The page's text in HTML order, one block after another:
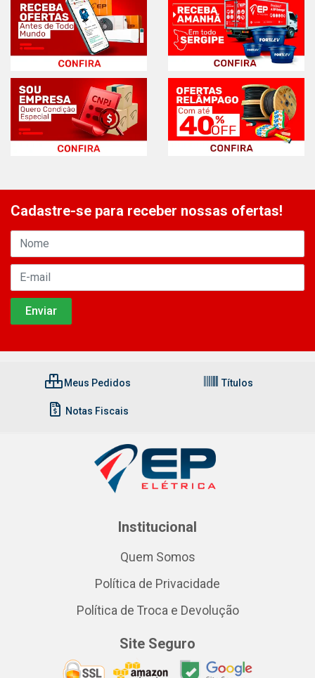
Cadastre-se para receber nossas ofertas!
Meus Pedidos Títulos
Notas Fiscais
Institucional
Quem Somos
Política de Privacidade
Política de Troca e Devolução
Site Seguro